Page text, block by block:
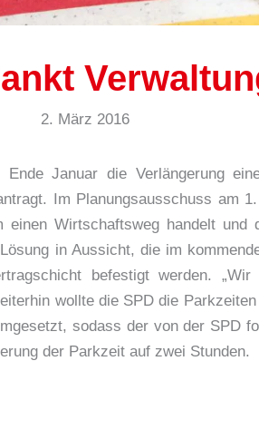
2. März 2016
Januar die Verlängerung
Im Planungsausschuss am
Wirtschaftsweg handelt und
in Aussicht, die im
befestigt werden.
wollte die SPD die
sodass der von der SPD
der Parkzeit auf zwei Stunden.